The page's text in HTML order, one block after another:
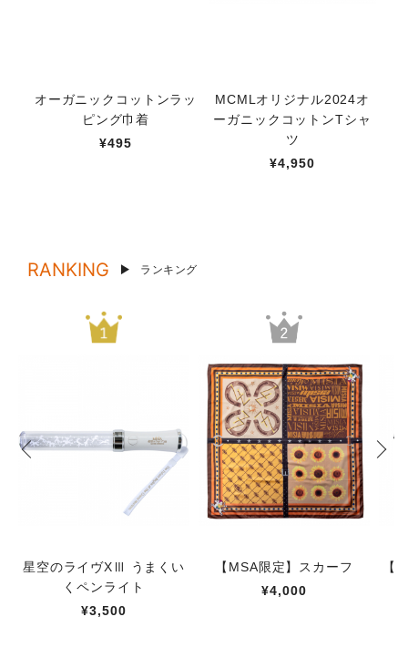
オーガニックコットンラッ
ピング巾着
¥495
MCMLオリジナル2024オ
ーガニックコットンTシャ
ツ
¥4,950
RANKING ランキング
星空のライヴXⅢ うまくい
くペンライト
¥3,500
【MSA限定】スカーフ
¥4,000
【